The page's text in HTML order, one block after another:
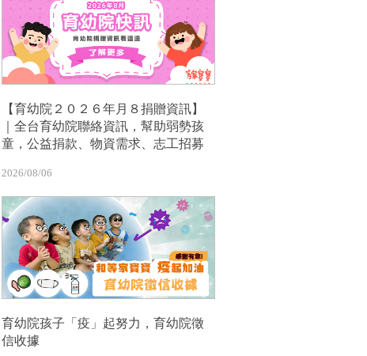
【育幼院２０２６年月８捐贈資訊】
｜全台育幼院聯絡資訊，幫助弱勢孩
童，公益捐款、物資需求、志工招募
2026/08/06
育幼院孩子「疫」起努力，育幼院徵
信收據